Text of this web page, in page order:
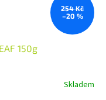
254 Kč
–20 %
150g
Skladem